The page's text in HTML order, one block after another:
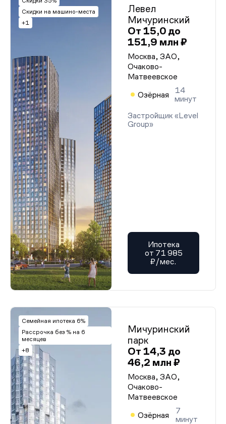
Скидки на машино-места
+1
Левел
Мичуринский
От 15,0 до
151,9 млн ₽
Москва, ЗАО,
Очаково-
Матвеевское
Озёрная
14
минут
Застройщик «Level
Group»
Ипотека
от 71 985
₽/мес.
Семейная ипотека 6%
Рассрочка без % на 6
месяцев
+8
Мичуринский
парк
От 14,3 до
46,2 млн ₽
Москва, ЗАО,
Очаково-
Матвеевское
Озёрная
7
минут